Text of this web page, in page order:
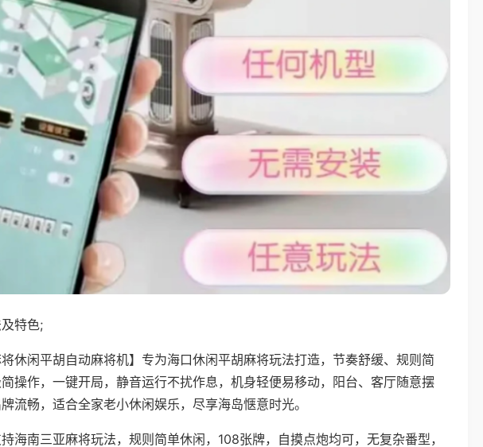
特色;
将休闲平胡自动麻将机】专为海口休闲平胡麻将玩法打造，节奏舒缓、规则简
操作，一键开局，静音运行不扰作息，机身轻便易移动，阳台、客厅随意摆
流畅，适合全家老小休闲娱乐，尽享海岛惬意时光。
海南三亚麻将玩法，规则简单休闲，108张牌，自摸点炮均可，无复杂番型，